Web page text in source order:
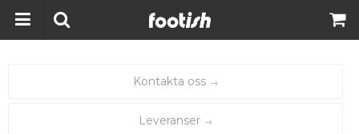
Kontakta oss
Leveranser